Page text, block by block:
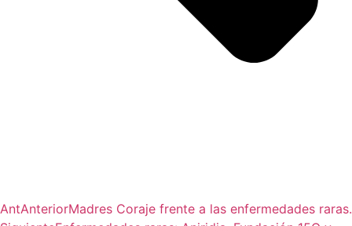
AntAnteriorMadres Coraje frente a las enfermedades raras.